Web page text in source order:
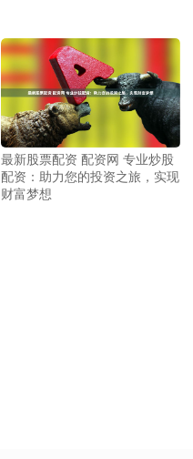
最新股票配资 配资网 专业炒股
配资：助力您的投资之旅，实现
财富梦想